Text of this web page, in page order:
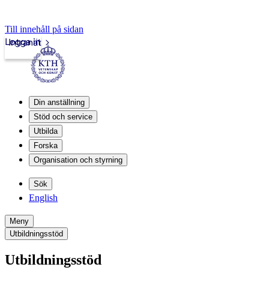
Till innehåll på sidan
Intranät
Logga in
Din anställning
Stöd och service
Utbilda
Forska
Organisation och styrning
Sök
English
Meny
Utbildningsstöd
Utbildningsstöd